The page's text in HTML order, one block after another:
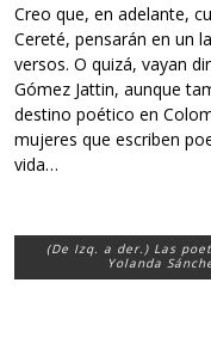
Creo que, en adelante,
Cereté, pensarán en un
versos. O quizá, vayan
Gómez Jattin, aunque
destino poético en
mujeres que escriben
vida…
(De Izq. a der.) Las
Yolanda